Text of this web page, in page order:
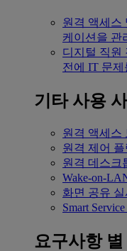
원격 액세스
케이션을 관
디지털 직원
전에 IT 문
기타 사용 사
원격 액세스
원격 제어
원격 데스크
Wake-on-
화면 공유
Smart Service
요구사항 별